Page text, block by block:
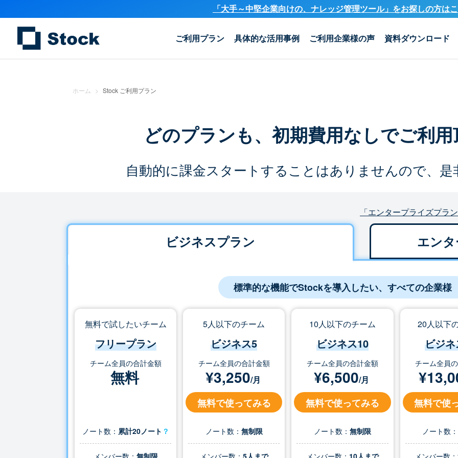
「大手～中堅企業向けの、ナレッジ管理ツール」をお探しの方は
ご利用プラン 具体的な活用事例 ご利用企業様の声 資料ダウンロード
ホーム > Stock ご利用プラン
どのプランも、初期費用なしでご利
自動的に課金スタートすることはありませんので、
「エンタープライズプラ
ビジネスプラン エン
標準的な機能でStockを導入したい、すべての企業様
無料で試したいチーム
フリープラン
チーム全員の合計金額
無料
ノート数： 累計20ノート ？
メンバー数： 無制限
5人以下のチーム
ビジネス5
チーム全員の合計金額
¥3,250/月
無料で使ってみる
ノート数： 無制限
メンバー数： 5人まで
10人以下のチーム
ビジネス10
チーム全員の合計金額
¥6,500/月
無料で使ってみる
ノート数： 無制限
メンバー数： 10人まで
20人以下
ビジ
チーム全員
¥
無料で使
ノート数：
メンバー数：